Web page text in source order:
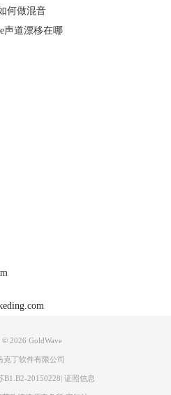
击“文件——另存为”，选择合适的文
入中文官网查看。
何做混音
声道漂移在哪
© 2026 GoldWave
克丁软件有限公司
B1.B2-20150228| 证照信息